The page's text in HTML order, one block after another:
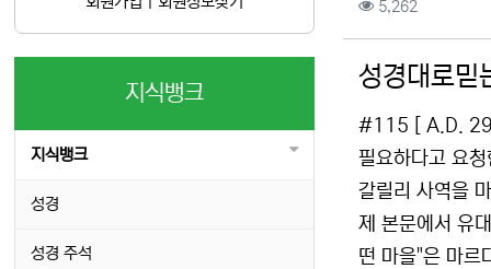
5,262
성경대로믿
#115 [ A.D. 29
필요하다고 요
갈릴리 사역을
제 본문에서 유
떤 마을"은 마르
지식뱅크
지식뱅크
성경
성경 주석